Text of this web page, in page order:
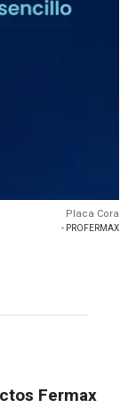
Placa Cora
- PROFERMAX
Fermax